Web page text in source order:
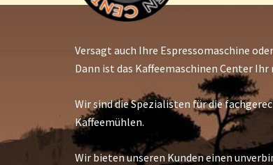
Versagt auch Ihre Espressomaschine
Dann ist das Kaffeemaschinen Center
Wir sind die Spezialisten für die
Kaffeemühlen.
Wir bieten unseren Kunden einen